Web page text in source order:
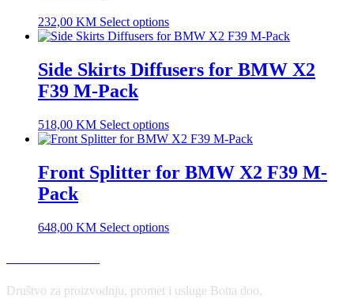
232,00 KM Select options
Side Skirts Diffusers for BMW X2
F39 M-Pack
518,00 KM Select options
Front Splitter for BMW X2 F39 M-
Pack
648,00 KM Select options
Društvo za proizvodnju, promet i usluge Botta doo,